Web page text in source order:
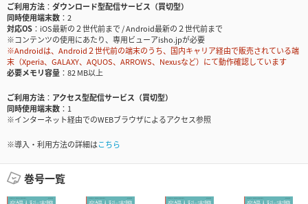
ご利用方法
ダウンロード型配信サービス（買切型）
同時使用端末数
2
対応OS
iOS最新の２世代前まで / Android最新の２世代前まで
※コンテンツの使用にあたり、専用ビューアisho.jpが必要
※Androidは、Android２世代前の端末のうち、国内キャリア経由で販売されている端
末（Xperia、GALAXY、AQUOS、ARROWS、Nexusなど）にて動作確認しています
必要メモリ容量
82 MB以上
ご利用方法
アクセス型配信サービス（買切型）
同時使用端末数
1
※インターネット経由でのWEBブラウザによるアクセス参照
※導入・利用方法の詳細はこちら
巻号一覧